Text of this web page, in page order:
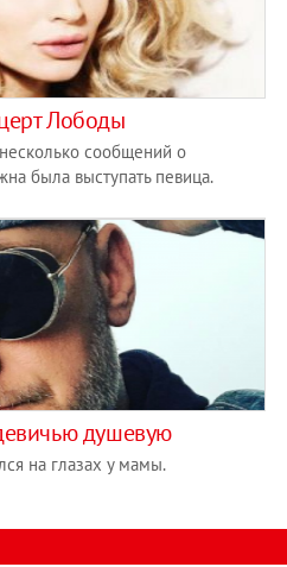
Лободы
сообщений о
была выступать певица.
душевую
на глазах у мамы.